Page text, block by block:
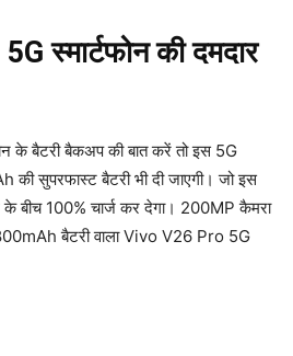
स्मार्टफोन की दमदार
के बैटरी बैकअप की बात करें तो इस 5G
की सुपरफास्ट बैटरी भी दी जाएगी। जो इस
बीच 100% चार्ज कर देगा। 200MP कैमरा
बैटरी वाला Vivo V26 Pro 5G